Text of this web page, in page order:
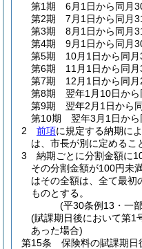
第1期 6月1日から同月
第2期 7月1日から同月
第3期 8月1日から同月
第4期 9月1日から同月
第5期 10月1日から同月
第6期 11月1日から同月
第7期 12月1日から同月
第8期 翌年1月10日から
第9期 翌年2月1日から
第10期 翌年3月1日から
2
前項に規定する納期に
は、市長が別に定めるこ
3
納期ごとに分割金額に
その分割金額が100円未
はその全額は、全て最初
ものとする。
(平30条例13・一
(賦課期日後において第1
あった場合)
第15条
保険料の賦課期